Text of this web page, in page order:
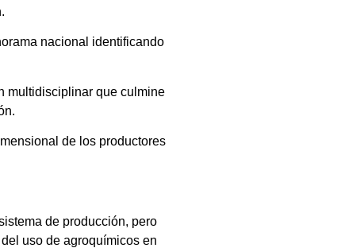
nacional identificando
multidisciplinar que culmine
de los productores
de producción, pero
uso de agroquímicos en